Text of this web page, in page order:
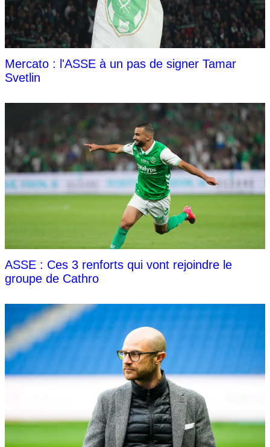
Mercato : l'ASSE à un pas de signer Tamar
Svetlin
ASSE : Ces 3 renforts qui vont rejoindre le
groupe de Cathro